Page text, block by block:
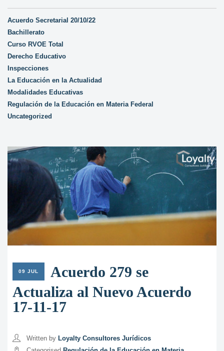
Acuerdo Secretarial 20/10/22
Bachillerato
Curso RVOE Total
Derecho Educativo
Inspecciones
La Educación en la Actualidad
Modalidades Educativas
Regulación de la Educación en Materia Federal
Uncategorized
09 JUL
Acuerdo 279 se
Actualiza al Nuevo Acuerdo
17-11-17
Written by Loyalty Consultores Jurídicos